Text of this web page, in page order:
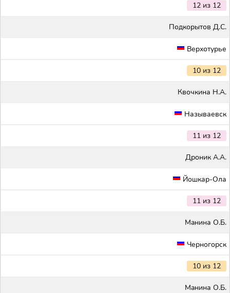
12 из 12
Подкорытов Д.С.
Верхотурье
10 из 12
Квочкина Н.А.
Называевск
11 из 12
Дроник А.А.
Йошкар-Ола
11 из 12
Maнина О.Б.
Черногорск
10 из 12
Maнина О.Б.